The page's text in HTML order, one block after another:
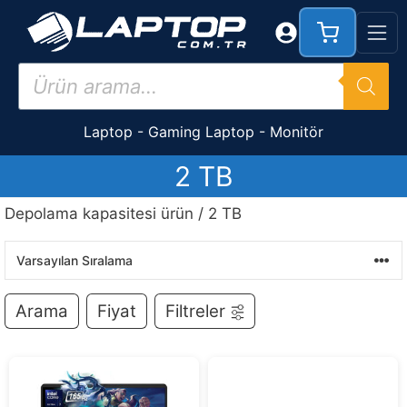
İçeriğe
Products
search
Laptop - Gaming Laptop - Monitör
2 TB
Depolama kapasitesi ürün / 2 TB
Arama Fiyat Filtreler